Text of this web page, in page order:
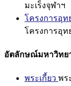
มะเร็งจุฬาฯ
โครงการอุท
โครงการอุท
อัตลักษณ์มหาวิทย
พระเกี้ยว พร